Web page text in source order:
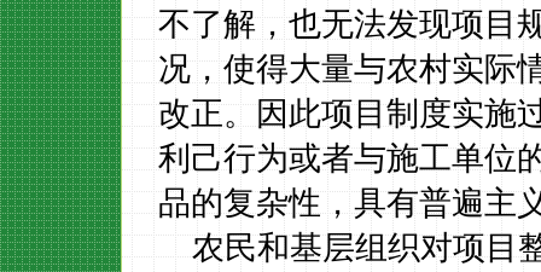
不了解，也无法发现项目
况，使得大量与农村实际
改正。因此项目制度实施
利己行为或者与施工单位
品的复杂性，具有普遍主
农民和基层组织对项目